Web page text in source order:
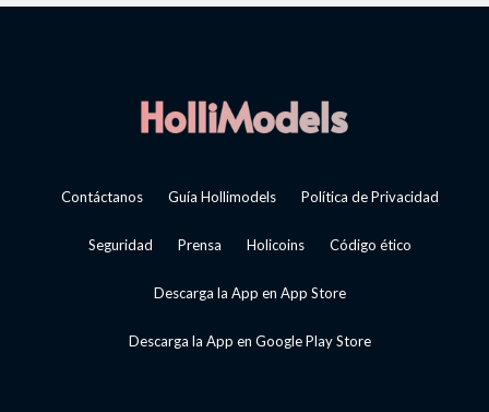
Contáctanos Guía Hollimodels Política de Privacidad
Seguridad Prensa Holicoins Código ético
Descarga la App en App Store
Descarga la App en Google Play Store